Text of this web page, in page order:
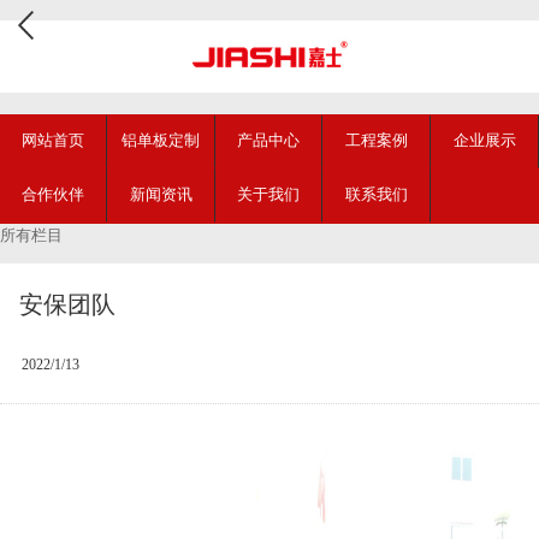
网站首页 铝单板定制 产品中心 工程案例 企业展示
合作伙伴 新闻资讯 关于我们 联系我们
所有栏目
安保团队
2022/1/13